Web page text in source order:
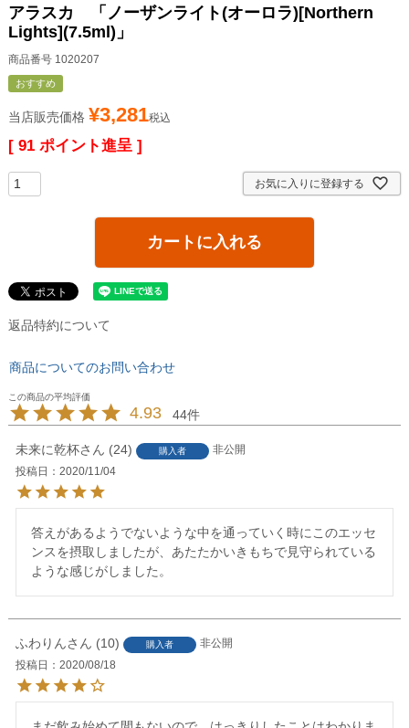
アラスカ 「ノーザンライト(オーロラ)[Northern
Lights](7.5ml)」
商品番号 1020207
おすすめ
当店販売価格 ¥3,281税込
[ 91 ポイント進呈 ]
お気に入りに登録する
カートに入れる
返品特約について
商品についてのお問い合わせ
4.93 44
未来に乾杯 24 購入者
非公開
投稿日
2020/11/04
答えがあるようでないような中を通っていく時にこのエッセ
ンスを摂取しましたが、あたたかいきもちで見守られている
ような感じがしました。
ふわりん 10 購入者
非公開
投稿日
2020/08/18